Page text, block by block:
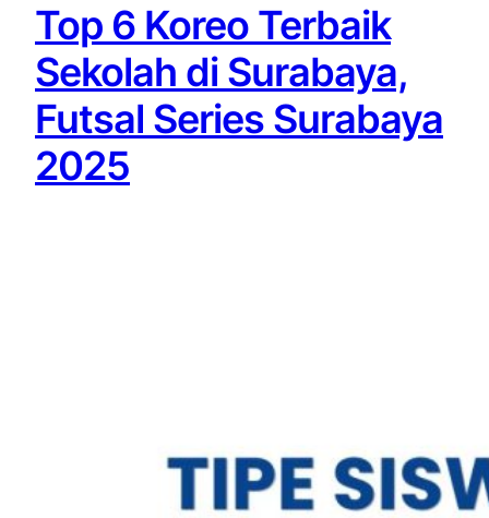
Top 6 Koreo Terbaik
Sekolah di Surabaya,
Futsal Series Surabaya
2025